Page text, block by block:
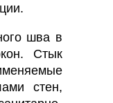
шва в
Стык
стен,